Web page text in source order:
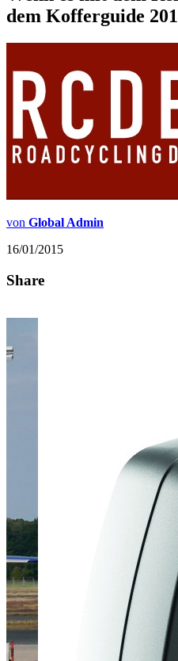
dem Kofferguide
von Global Admin
16/01/2015
Share